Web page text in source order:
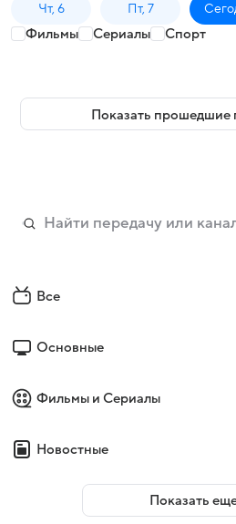
Чт, 6 Пт, 7
Фильмы Сериалы Спорт
Показать прошедшие
Все
Основные
Фильмы и Сериалы
Новостные
Показать